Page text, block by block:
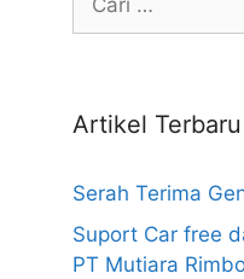
Artikel Terbaru
Serah Terima
Suport Car free
PT Mutiara